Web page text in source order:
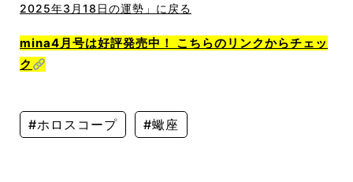
2025年3月18日の運勢」に戻る
mina4月号は好評発売中！ こちらのリンクからチェッ
ク
#ホロスコープ #蠍座